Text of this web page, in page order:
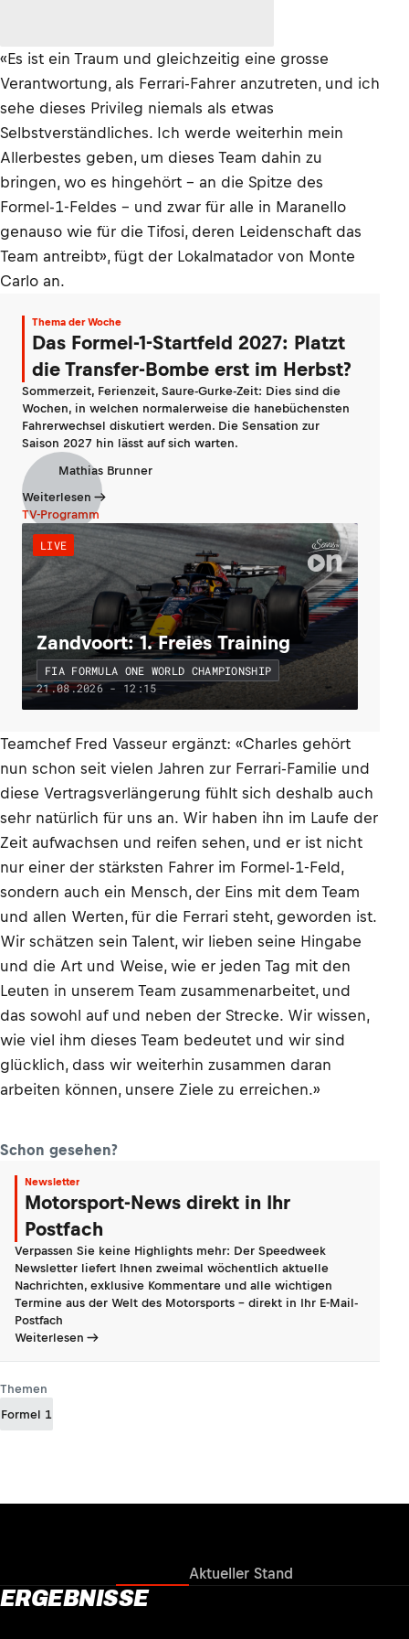
«Es ist ein Traum und gleichzeitig eine grosse
Verantwortung, als Ferrari-Fahrer anzutreten, und ich
sehe dieses Privileg niemals als etwas
Selbstverständliches. Ich werde weiterhin mein
Allerbestes geben, um dieses Team dahin zu
bringen, wo es hingehört – an die Spitze des
Formel-1-Feldes – und zwar für alle in Maranello
genauso wie für die Tifosi, deren Leidenschaft das
Team antreibt», fügt der Lokalmatador von Monte
Carlo an.
Thema der Woche
Das Formel-1-Startfeld 2027: Platzt
die Transfer-Bombe erst im Herbst?
Sommerzeit, Ferienzeit, Saure-Gurke-Zeit: Dies sind die
Wochen, in welchen normalerweise die hanebüchensten
Fahrerwechsel diskutiert werden. Die Sensation zur
Saison 2027 hin lässt auf sich warten.
Mathias Brunner
Weiterlesen
TV-Programm
LIVE
Zandvoort: 1. Freies Training
FIA FORMULA ONE WORLD CHAMPIONSHIP
21.08.2026 - 12:15
Teamchef Fred Vasseur ergänzt: «Charles gehört
nun schon seit vielen Jahren zur Ferrari-Familie und
diese Vertragsverlängerung fühlt sich deshalb auch
sehr natürlich für uns an. Wir haben ihn im Laufe der
Zeit aufwachsen und reifen sehen, und er ist nicht
nur einer der stärksten Fahrer im Formel-1-Feld,
sondern auch ein Mensch, der Eins mit dem Team
und allen Werten, für die Ferrari steht, geworden ist.
Wir schätzen sein Talent, wir lieben seine Hingabe
und die Art und Weise, wie er jeden Tag mit den
Leuten in unserem Team zusammenarbeitet, und
das sowohl auf und neben der Strecke. Wir wissen,
wie viel ihm dieses Team bedeutet und wir sind
glücklich, dass wir weiterhin zusammen daran
arbeiten können, unsere Ziele zu erreichen.»
Schon gesehen?
Newsletter
Motorsport-News direkt in Ihr
Postfach
Verpassen Sie keine Highlights mehr: Der Speedweek
Newsletter liefert Ihnen zweimal wöchentlich aktuelle
Nachrichten, exklusive Kommentare und alle wichtigen
Termine aus der Welt des Motorsports - direkt in Ihr E-Mail-
Postfach
Weiterlesen
Themen
Formel 1
Aktueller Stand
ERGEBNISSE